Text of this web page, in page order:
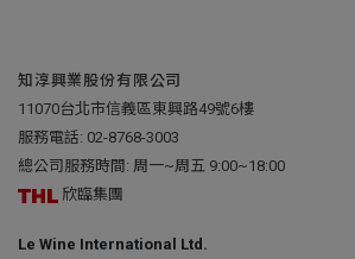
知淳興業股份有限公司
11070台北市信義區東興路49號6樓
服務電話: 02-8768-3003
總公司服務時間: 周一~周五 9:00~18:00
欣臨集團
Le Wine International Ltd.